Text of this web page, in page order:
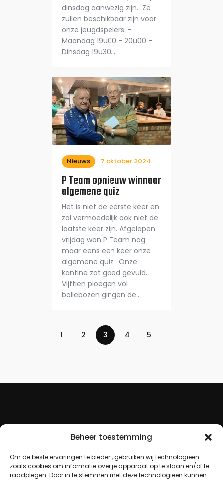
Beheer toestemming
Om de beste ervaringen te bieden, gebruiken wij technologieën
zoals cookies om informatie over je apparaat op te slaan en/of te
raadplegen. Door in te stemmen met deze technologieën kunnen
dinsdag aanwezig zijn. Ze
zullen beschikbaar zijn voor
onze jeugdspelers: -
Maandag 19u00 - 20u00 -
Dinsdag 19u30…
Nieuws 7 oktober 2024
P Team opnieuw winnaar
algemene quiz
Het is niet de eerste keer en
zal vermoedelijk ook niet de
laatste keer zijn. Afgelopen
vrijdag won P Team nog
maar eens een keer onze
algemene quiz. Onze
kantine zat goed gevuld.
Vijftien ploegen vol
bollebozen gingen de…
1 2 3 4 5